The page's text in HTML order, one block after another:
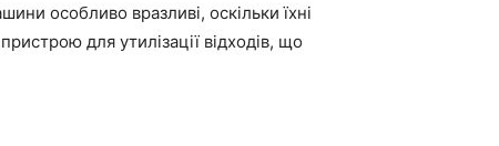
особливо вразливі, оскільки їхні
для утилізації відходів, що